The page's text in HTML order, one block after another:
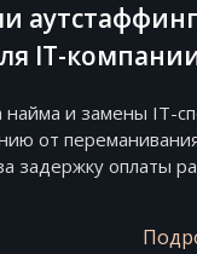
IT-
найма и замены IT-
от
задержку оплаты